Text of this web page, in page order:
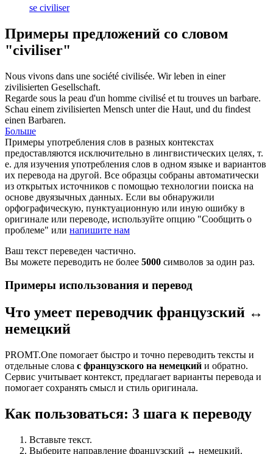
se civiliser
Примеры предложений со словом
"civiliser"
Nous vivons dans une société civilisée. Wir leben in einer
zivilisierten Gesellschaft.
Regarde sous la peau d'un homme civilisé et tu trouves un barbare.
Schau einem zivilisierten Mensch unter die Haut, und du findest
einen Barbaren.
Больше
Примеры употребления слов в разных контекстах
предоставляются исключительно в лингвистических целях, т.
е. для изучения употребления слов в одном языке и вариантов
их перевода на другой. Все образцы собраны автоматически
из открытых источников с помощью технологии поиска на
основе двуязычных данных. Если вы обнаружили
орфографическую, пунктуационную или иную ошибку в
оригинале или переводе, используйте опцию "Сообщить о
проблеме" или напишите нам
Ваш текст переведен частично.
Вы можете переводить не более 5000 символов за один раз.
Примеры использования и перевод
Что умеет переводчик французский ↔
немецкий
PROMT.One помогает быстро и точно переводить тексты и
отдельные слова с французского на немецкий и обратно.
Сервис учитывает контекст, предлагает варианты перевода и
помогает сохранять смысл и стиль оригинала.
Как пользоваться: 3 шага к переводу
Вставьте текст.
Выберите направление французский ↔ немецкий.